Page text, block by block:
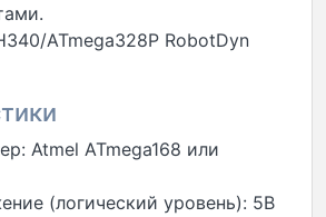
ATmega328P RobotDyn
Atmel ATmega168 или
(логический уровень): 5В